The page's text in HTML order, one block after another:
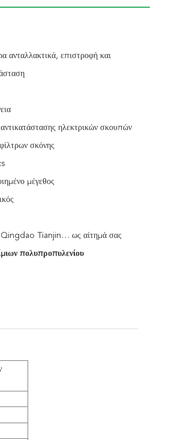
ανταλλακτικά, επιστροφή και
ηλεκτρικών σκουπών
σκόνης
μέγεθος
Qingdao Tianjin… ως αίτημά σας
πολυπροπυλενίου